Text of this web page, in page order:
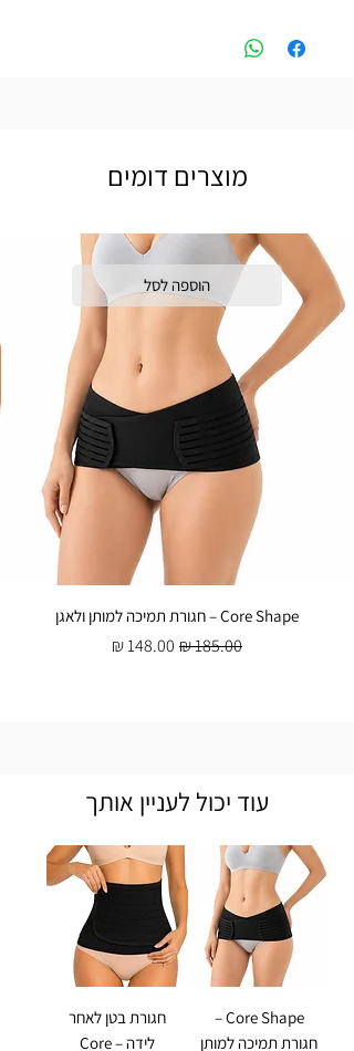
מוצרים דומים
הוספה לסל
Core Shape – חגורת תמיכה למותן ולאגן
מחיר רגיל מחיר מבצע
עוד יכול לעניין אותך
Core Shape –
חגורת תמיכה למותן
חגורת בטן לאחר
לידה – Core